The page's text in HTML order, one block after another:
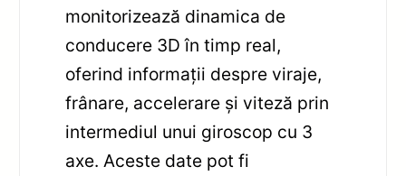
monitorizează dinamica de
conducere 3D în timp real,
oferind informații despre viraje,
frânare, accelerare și viteză prin
intermediul unui giroscop cu 3
axe. Aceste date pot fi